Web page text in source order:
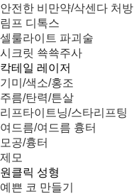
안전한 비만약/삭센다 처방
림프 디톡스
셀룰라이트 파괴술
시크릿 쑉쑉주사
칵테일 레이저
기미/색소/홍조
주름/탄력/튼살
리프타이트닝/스타리프팅
여드름/여드름 흉터
모공/흉터
제모
원클릭 성형
예쁜 코 만들기